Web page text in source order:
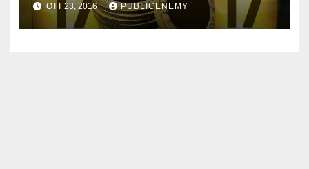
OTT 23, 2016 PUBLICENEMY